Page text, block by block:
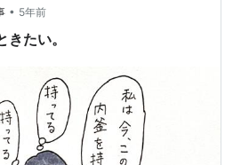
緩みは気の緩み」 これから年末に
気を引き締めていきたいと思い
• 5年前
たい。